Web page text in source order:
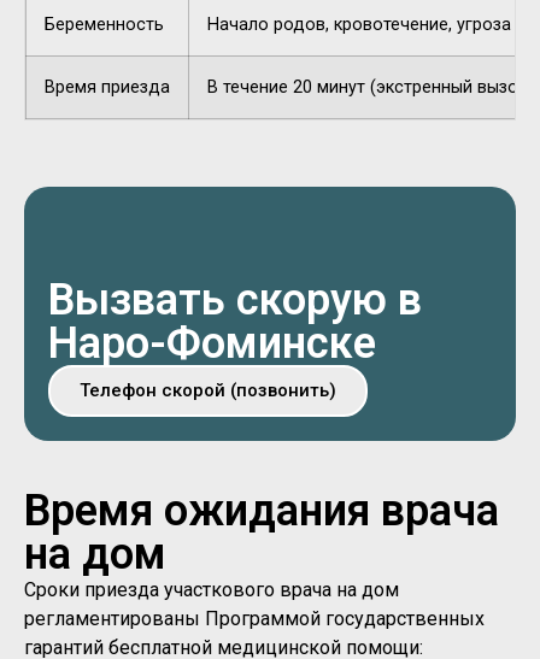
Беременность Начало родов, кровотечение, угроза
Время приезда В течение 20 минут (экстренный вызов).
Вызвать скорую в
Наро-Фоминске
Телефон скорой (позвонить)
Время ожидания врача
на дом
Сроки приезда участкового врача на дом
регламентированы Программой государственных
гарантий бесплатной медицинской помощи: